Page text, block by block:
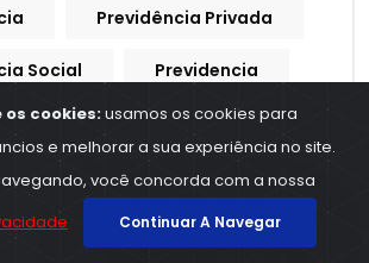
Previdência Privada
Social Previdencia
Social
Trabalhista
Digital
os cookies:usamos os cookies para
e melhorar a sua experiência no site.
você concorda com a nossa
Continuar A Navegar